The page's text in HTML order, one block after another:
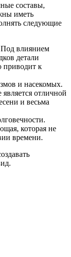
составы,
иметь
следующие
влиянием
детали
приводит к
и насекомых.
отличной
и весьма
которая не
времени.